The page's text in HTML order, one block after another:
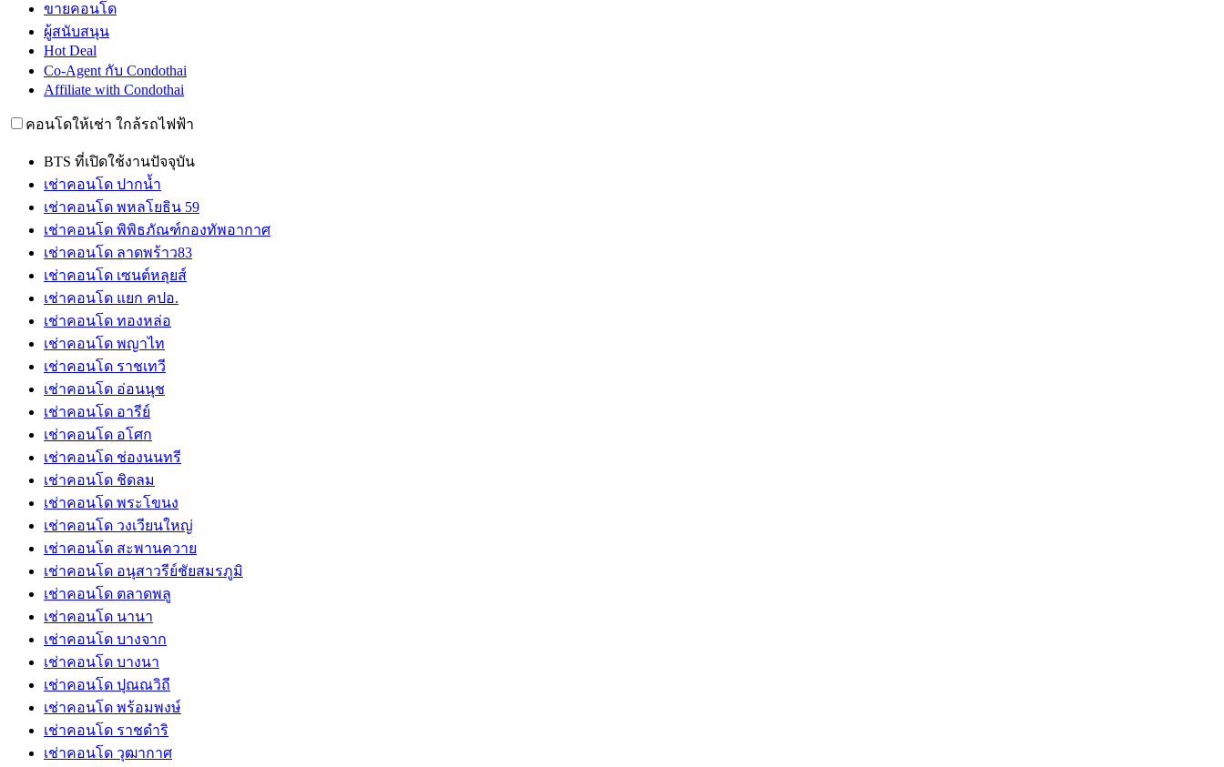
ขายคอนโด
ผู้สนับสนุน
Hot Deal
Co-Agent กับ Condothai
Affiliate with Condothai
คอนโดให้เช่า ใกล้รถไฟฟ้า
BTS ที่เปิดใช้งานปัจจุบัน
เช่าคอนโด ปากน้ำ
เช่าคอนโด พหลโยธิน 59
เช่าคอนโด พิพิธภัณฑ์กองทัพอากาศ
เช่าคอนโด ลาดพร้าว83
เช่าคอนโด เซนต์หลุยส์
เช่าคอนโด แยก คปอ.
เช่าคอนโด ทองหล่อ
เช่าคอนโด พญาไท
เช่าคอนโด ราชเทวี
เช่าคอนโด อ่อนนุช
เช่าคอนโด อารีย์
เช่าคอนโด อโศก
เช่าคอนโด ช่องนนทรี
เช่าคอนโด ชิดลม
เช่าคอนโด พระโขนง
เช่าคอนโด วงเวียนใหญ่
เช่าคอนโด สะพานควาย
เช่าคอนโด อนุสาวรีย์ชัยสมรภูมิ
เช่าคอนโด ตลาดพลู
เช่าคอนโด นานา
เช่าคอนโด บางจาก
เช่าคอนโด บางนา
เช่าคอนโด ปุณณวิถี
เช่าคอนโด พร้อมพงษ์
เช่าคอนโด ราชดำริ
เช่าคอนโด วุฒากาศ